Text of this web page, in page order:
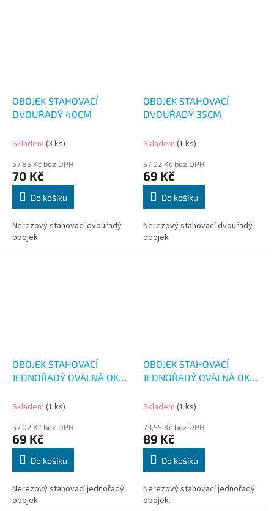
OBOJEK STAHOVACÍ
DVOUŘADÝ 40CM
Skladem (3 ks)
57,85 Kč bez DPH
70 Kč
Do košíku
Nerezový stahovací dvouřadý
obojek
OBOJEK STAHOVACÍ
DVOUŘADÝ 35CM
Skladem (1 ks)
57,02 Kč bez DPH
69 Kč
Do košíku
Nerezový stahovací dvouřadý
obojek
OBOJEK STAHOVACÍ
JEDNOŘADÝ OVÁLNÁ OKA
Skladem (1 ks)
57,02 Kč bez DPH
69 Kč
Do košíku
Nerezový stahovací jednořadý
obojek.
OBOJEK STAHOVACÍ
JEDNOŘADÝ OVÁLNÁ OKA
Skladem (1 ks)
73,55 Kč bez DPH
89 Kč
Do košíku
Nerezový stahovací jednořadý
obojek.